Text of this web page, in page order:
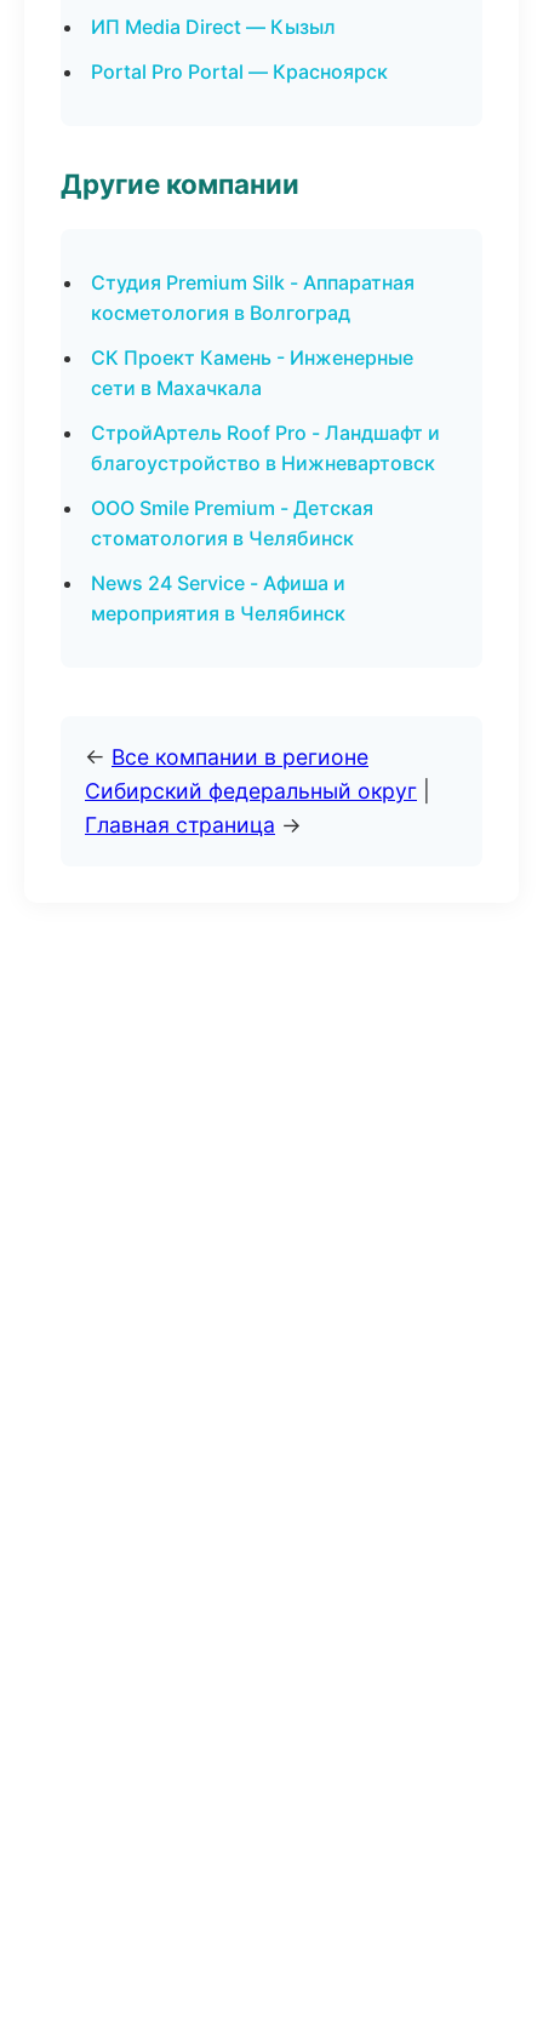
ИП Media Direct — Кызыл
Portal Pro Portal — Красноярск
Другие компании
Студия Premium Silk - Аппаратная
косметология в Волгоград
СК Проект Камень - Инженерные
сети в Махачкала
СтройАртель Roof Pro - Ландшафт и
благоустройство в Нижневартовск
ООО Smile Premium - Детская
стоматология в Челябинск
News 24 Service - Афиша и
мероприятия в Челябинск
← Все компании в регионе
Сибирский федеральный округ
Главная страница →